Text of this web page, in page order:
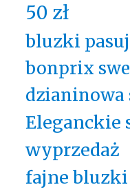
50 zł
bluzki
bonprix
dzianinowa
Eleganckie
wyprzedaż
fajne